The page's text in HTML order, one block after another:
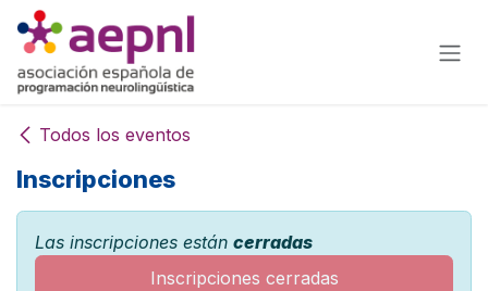
Ir al contenido
Todos los eventos
Inscripciones
Las inscripciones están cerradas
Inscripciones cerradas